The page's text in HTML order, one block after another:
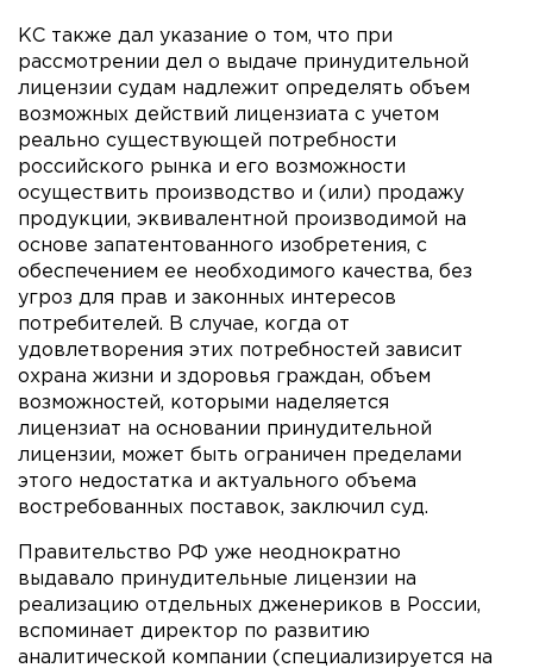
КС также дал указание о том, что при
рассмотрении дел о выдаче принудительной
лицензии судам надлежит определять объем
возможных действий лицензиата с учетом
реально существующей потребности
российского рынка и его возможности
осуществить производство и (или) продажу
продукции, эквивалентной производимой на
основе запатентованного изобретения, с
обеспечением ее необходимого качества, без
угроз для прав и законных интересов
потребителей. В случае, когда от
удовлетворения этих потребностей зависит
охрана жизни и здоровья граждан, объем
возможностей, которыми наделяется
лицензиат на основании принудительной
лицензии, может быть ограничен пределами
этого недостатка и актуального объема
востребованных поставок, заключил суд.
Правительство РФ уже неоднократно
выдавало принудительные лицензии на
реализацию отдельных дженериков в России,
вспоминает директор по развитию
аналитической компании (специализируется на